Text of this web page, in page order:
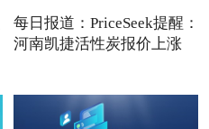
每日报道：PriceSeek提醒：
河南凯捷活性炭报价上涨